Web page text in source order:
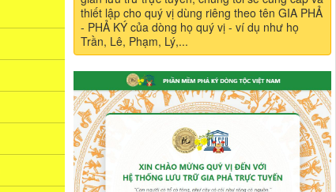
thiết lập cho quý vị dùng riêng theo tên GIA PHẢ
- PHẢ KÝ của dòng họ quý vị - ví dụ như họ
Trần, Lê, Phạm, Lý,...